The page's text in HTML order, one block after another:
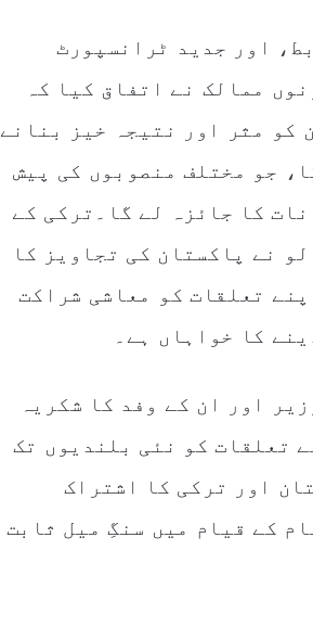
اور جدید ٹرانسپورٹ
ممالک نے اتفاق کیا کہ
کو مثر اور نتیجہ خیز بنانے
جو مختلف منصوبوں کی پیش
کا جائزہ لے گا۔ترکی کے
نے پاکستان کی تجاویز کا
تعلقات کو معاشی شراکت
کا خواہاں ہے۔
اور ان کے وفد کا شکریہ
تعلقات کو نئی بلندیوں تک
اور ترکی کا اشتراک
کے قیام میں سنگِ میل ثابت